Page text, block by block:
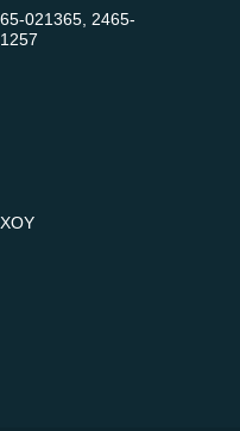
021365, 2465-